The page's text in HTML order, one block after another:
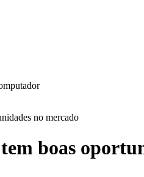
no mercado
boas